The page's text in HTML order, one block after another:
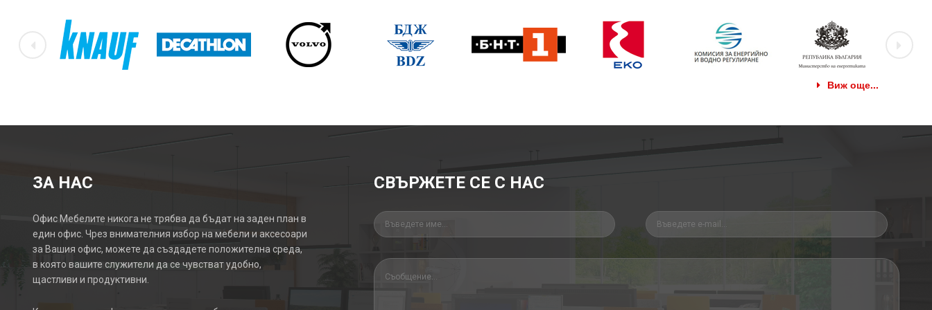
Виж още...
ЗА НАС
Офис Мебелите никога не трябва да бъдат на заден план в
един офис. Чрез внимателния избор на мебели и аксесоари
за Вашия офис, можете да създадете положителна среда,
в която вашите служители да се чувстват удобно,
щастливи и продуктивни.
СВЪРЖЕТЕ СЕ С НАС